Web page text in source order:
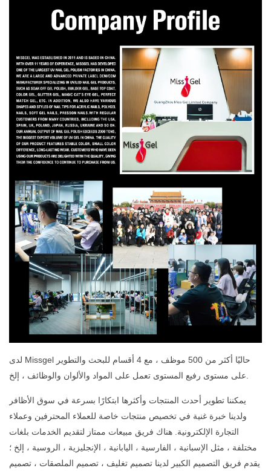
لدى Missgel حاليًا أكثر من 500 موظف ، مع 4 أقسام للبحث والتطوير
يمكننا تطوير أحدث المنتجات وأكثرها ابتكارًا بسرعة في سوق الأظافر
ولدينا خبرة غنية في تخصيص منتجات خاصة للعملاء المحترفين وعملاء
التجارة الإلكترونية. هناك فريق مبيعات ممتاز لتقديم الخدمات بلغات
مختلفة ، مثل الإسبانية ، الفارسية ، اليابانية ، الإنجليزية ، الروسية ، إلخ ؛
يقدم فريق التصميم الكبير لدينا تصميم تغليف ، تصميم الملصقات ، تصميم